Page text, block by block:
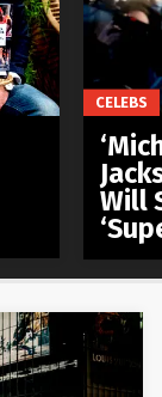
CELEBS
Will